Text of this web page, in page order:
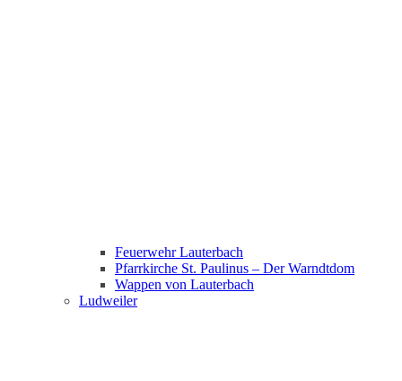
Feuerwehr Lauterbach
Pfarrkirche St. Paulinus – Der Warndtdom
Wappen von Lauterbach
Ludweiler